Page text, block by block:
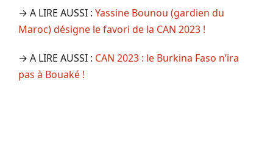
→ A LIRE AUSSI : Yassine Bounou (gardien du
Maroc) désigne le favori de la CAN 2023 !
→ A LIRE AUSSI : CAN 2023 : le Burkina Faso n’ira
pas à Bouaké !